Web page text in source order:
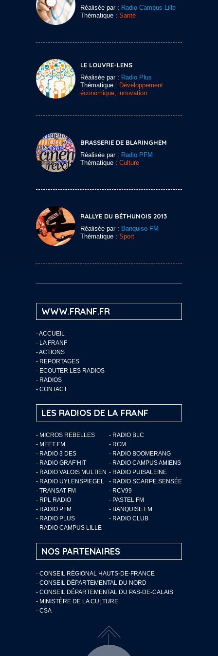
Réalisée par : Radio Campus Lille
Thématique : Santé
LE LOUVRE-LENS
Réalisée par : Radio Plus
Thématique : Développement
économique, innovation
BRASSERIE DE BLARINGHEM
Réalisée par : Radio PFM
Thématique : Culture
RALLYE DU BÉTHUNOIS 2013
Réalisée par : Banquise FM
Thématique : Sport
WWW.FRANF.FR
-ACCUEIL
- LA FRANF
-ACTIONS
- REPORTAGES
- ECOUTER LES RADIOS
- RADIOS
- CONTACT
LES RADIOS DE LA FRANF
- MICROS REBELLES
- RADIO BLC
- MEET FM
- RCM
- RADIO 3 DES
- RADIO BOOMERANG
- RADIO GRAF’HIT
- RADIO CAMPUS AMIENS
- RADIO VALOIS MULTIEN - RADIO PUISALEINE
- RADIO UYLENSPIEGEL
- RADIO SCARPE SENSÉE
- TRANSAT FM
- RCV99
- RPL RADIO
- PASTEL FM
- RADIO PFM
- BANQUISE FM
- RADIO PLUS
- RADIO CLUB
- RADIO CAMPUS LILLE
NOS PARTENAIRES
- CONSEIL RÉGIONAL HAUTS-DE-FRANCE
- CONSEIL DÉPARTEMENTAL DU NORD
- CONSEIL DÉPARTEMENTAL DU PAS-DE-CALAIS
- MINISTÈRE DE LA CULTURE
- CSA